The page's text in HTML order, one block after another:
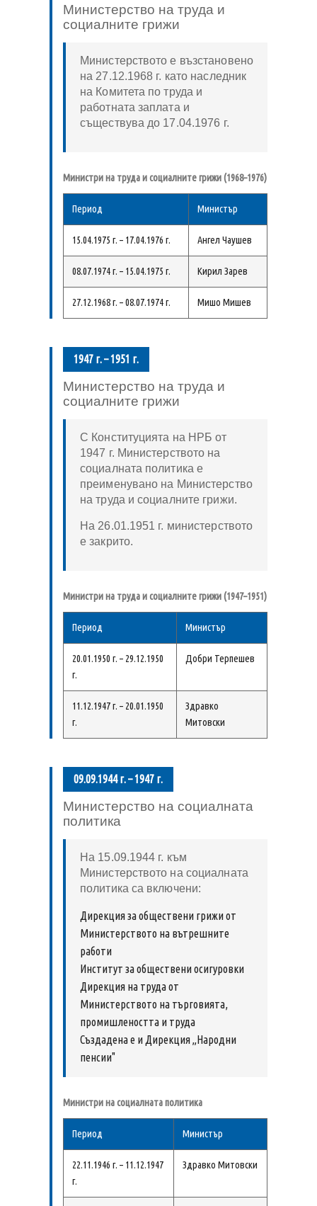
Министерство на труда и
социалните грижи
Министерството е възстановено
на 27.12.1968 г. като наследник
на Комитета по труда и
работната заплата и
съществува до 17.04.1976 г.
Министри на труда и социалните грижи (1968–1976)
Период Министър
15.04.1975 г. – 17.04.1976 г. Ангел Чаушев
08.07.1974 г. – 15.04.1975 г. Кирил Зарев
27.12.1968 г. – 08.07.1974 г. Мишо Мишев
1947 г. – 1951 г.
Министерство на труда и
социалните грижи
С Конституцията на НРБ от
1947 г. Министерството на
социалната политика е
преименувано на Министерство
на труда и социалните грижи.
На 26.01.1951 г. министерството
е закрито.
Министри на труда и социалните грижи (1947–1951)
Период Министър
20.01.1950 г. – 29.12.1950
г.
Добри Терпешев
11.12.1947 г. – 20.01.1950
г.
Здравко
Митовски
09.09.1944 г. – 1947 г.
Министерство на социалната
политика
На 15.09.1944 г. към
Министерството на социалната
политика са включени:
Дирекция за обществени грижи от
Министерството на вътрешните
работи
Институт за обществени осигуровки
Дирекция на труда от
Министерството на търговията,
промишлеността и труда
Създадена е и Дирекция „Народни
пенсии"
Министри на социалната политика
Период Министър
22.11.1946 г. – 11.12.1947
г.
Здравко Митовски